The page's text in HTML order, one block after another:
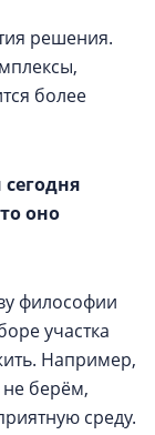
решения.
более
оно
философии
участка
Например,
берём,
среду.